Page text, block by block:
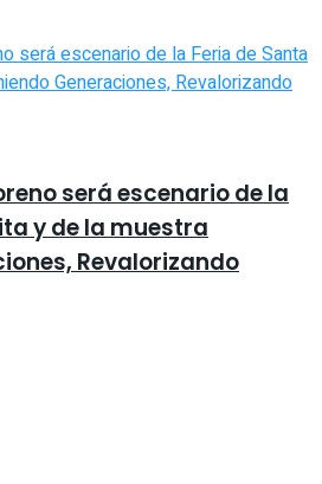
será escenario de la
y de la muestra
Revalorizando